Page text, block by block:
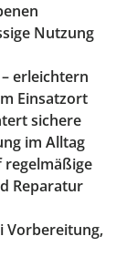
Nutzung
erleichtern
Einsatzort
sichere
im Alltag
regelmäßige
Reparatur
Vorbereitung,